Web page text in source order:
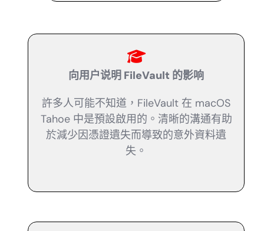
向用户说明 FileVault 的影响
許多人可能不知道，FileVault 在 macOS
Tahoe 中是預設啟用的。清晰的溝通有助
於減少因憑證遺失而導致的意外資料遺
失。